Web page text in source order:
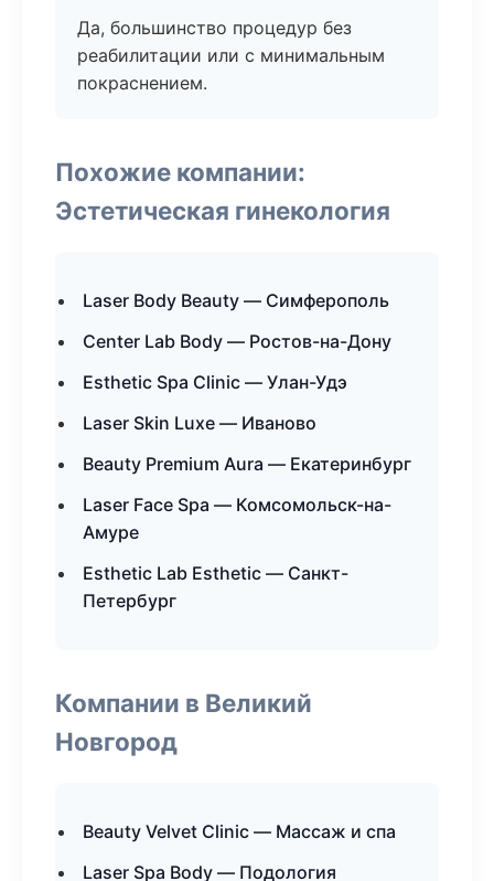
Да, большинство процедур без
реабилитации или с минимальным
покраснением.
Похожие компании:
Эстетическая гинекология
Laser Body Beauty — Симферополь
Center Lab Body — Ростов-на-Дону
Esthetic Spa Clinic — Улан-Удэ
Laser Skin Luxe — Иваново
Beauty Premium Aura — Екатеринбург
Laser Face Spa — Комсомольск-на-
Амуре
Esthetic Lab Esthetic — Санкт-
Петербург
Компании в Великий
Новгород
Beauty Velvet Clinic — Массаж и спа
Laser Spa Body — Подология